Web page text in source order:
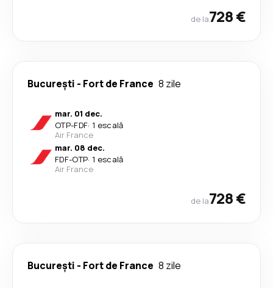
de la728 €
București - Fort de France 8 zile
mar. 01 dec.
OTP-FDF· 1 escală
Air France
mar. 08 dec.
FDF-OTP· 1 escală
Air France
de la728 €
București - Fort de France 8 zile